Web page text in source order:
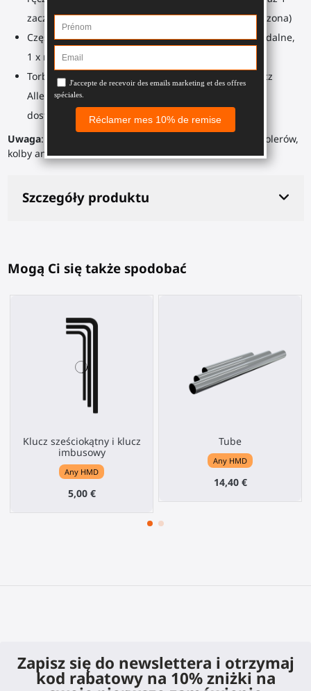
zaczepem do łączenia z kolbą ramienia (nie dostarczona)
Części zapasowe: 1 x śruba 20mm, 2 x łączniki toroidalne,
1 x nakrętka M6, 1 x uszczelka gumowa
Torba z narzędziami: 1 x klucz Allen 2,5mm, 1 x klucz
Allen 4mm oraz kilka małych części zapasowych do
dostosowania ramienia do Twoich potrzeb
Uwaga: ta goła
nie zawiera mocowań do kontrolerów,
kolby ani zawieszenia.
Szczegóły produktu
Mogą Ci się także spodobać
Klucz sześciokątny i klucz
imbusowy
Any HMD
5,00 €
Tube
Any HMD
14,40 €
Zapisz się do newslettera i otrzymaj
kod rabatowy na 10% zniżki na